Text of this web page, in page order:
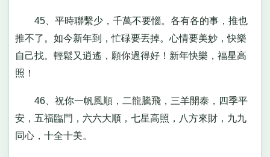
45、平時聯繫少，千萬不要惱。各有各的事，推也
推不了。如今新年到，忙碌要丟掉。心情要美妙，快樂
自己找。輕鬆又逍遙，願你過得好！新年快樂，福星高
照！
46、祝你一帆風順，二龍騰飛，三羊開泰，四季平
安，五福臨門，六六大順，七星高照，八方來財，九九
同心，十全十美。